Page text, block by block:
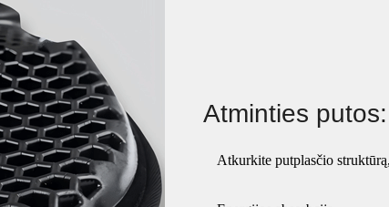
Atminties putos:
Atkurkite putplasčio